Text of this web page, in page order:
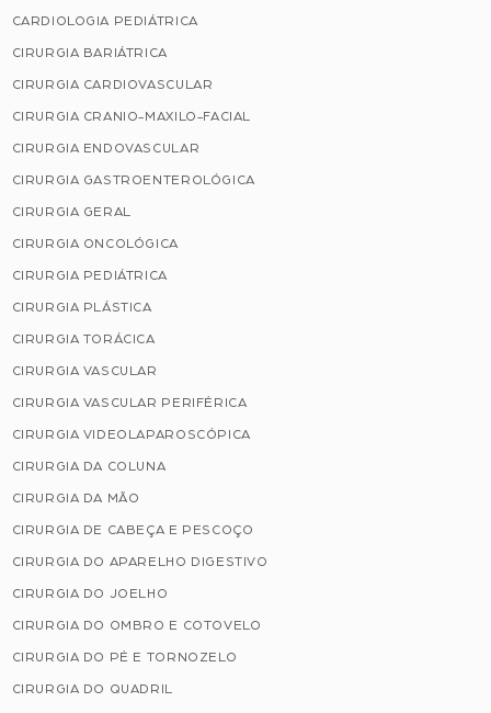
CARDIOLOGIA PEDIÁTRICA
CIRURGIA BARIÁTRICA
CIRURGIA CARDIOVASCULAR
CIRURGIA CRANIO-MAXILO-FACIAL
CIRURGIA ENDOVASCULAR
CIRURGIA GASTROENTEROLÓGICA
CIRURGIA GERAL
CIRURGIA ONCOLÓGICA
CIRURGIA PEDIÁTRICA
CIRURGIA PLÁSTICA
CIRURGIA TORÁCICA
CIRURGIA VASCULAR
CIRURGIA VASCULAR PERIFÉRICA
CIRURGIA VIDEOLAPAROSCÓPICA
CIRURGIA DA COLUNA
CIRURGIA DA MÃO
CIRURGIA DE CABEÇA E PESCOÇO
CIRURGIA DO APARELHO DIGESTIVO
CIRURGIA DO JOELHO
CIRURGIA DO OMBRO E COTOVELO
CIRURGIA DO PÉ E TORNOZELO
CIRURGIA DO QUADRIL